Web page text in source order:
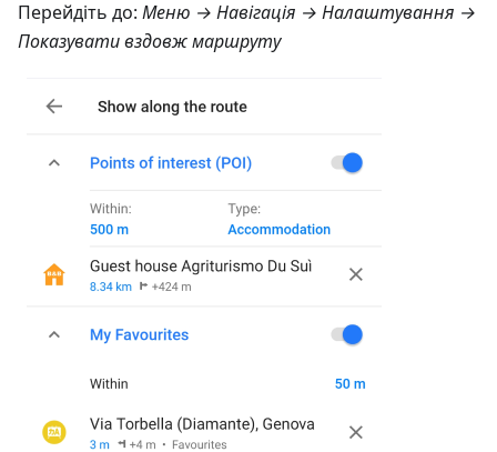
Перейдіть до: Меню → Навігація → Налаштування →
Показувати вздовж маршруту